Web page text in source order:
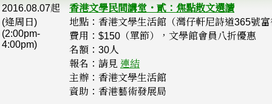
2016.08.07起
(逄周日)
(2:00pm-
4:00pm)
香港文學民間講堂・貳：焦點散文選讀
地點：香港文學生活館（灣仔軒尼詩道365號
費用：$150（單節），文學館會員八折優惠
名額：30人
報名：請見 連結
主辦：香港文學生活館
資助：香港藝術發展局